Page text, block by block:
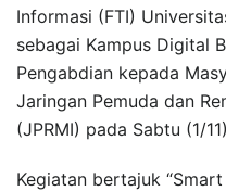
Informasi (FTI)
sebagai Kampus Digital
Pengabdian kepada
Jaringan Pemuda dan
(JPRMI) pada Sabtu (1/
Kegiatan bertajuk